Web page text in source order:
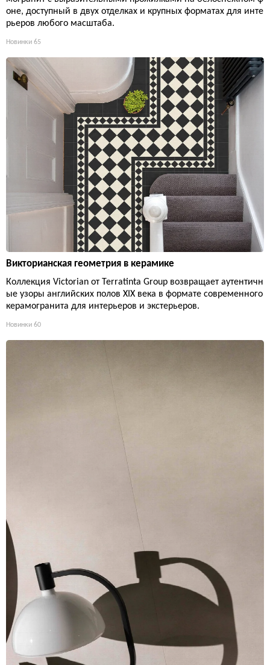
оне, доступный в двух отделках и крупных форматах для инте
рьеров любого масштаба.
Новинки 65
Викторианская геометрия в керамике
Коллекция Victorian от Terratinta Group возвращает аутентичн
ые узоры английских полов XIX века в формате современного
керамогранита для интерьеров и экстерьеров.
Новинки 60